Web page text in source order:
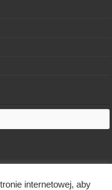
internetowej, aby